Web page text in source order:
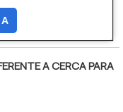
que tem feito a
seriedade e
experiência para
A CERCA PARA